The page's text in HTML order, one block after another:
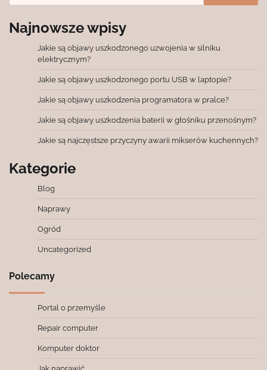
Najnowsze wpisy
Jakie są objawy uszkodzonego uzwojenia w silniku
elektrycznym?
Jakie są objawy uszkodzonego portu USB w laptopie?
Jakie są objawy uszkodzenia programatora w pralce?
Jakie są objawy uszkodzenia baterii w głośniku przenośnym?
Jakie są najczęstsze przyczyny awarii mikserów kuchennych?
Kategorie
Blog
Naprawy
Ogród
Uncategorized
Polecamy
Portal o przemyśle
Repair computer
Komputer doktor